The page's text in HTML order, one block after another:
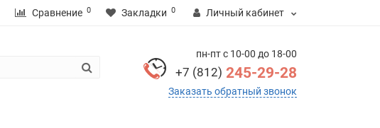
Сравнение 0 Закладки 0 Личный кабинет
пн-пт с 10-00 до 18-00
+7 (812) 245-29-28
Заказать обратный звонок